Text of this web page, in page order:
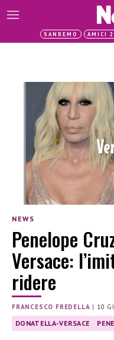
SANREMO AMICI
NEWS
Penelope
Versace:
ridere
FRANCESCO FREDELLA | 10
DONATELLA-VERSACE